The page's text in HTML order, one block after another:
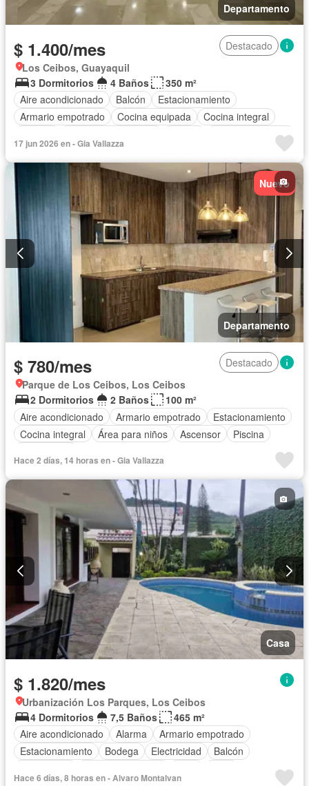
Departamento
$ 1.400/mes
Destacado
Los Ceibos, Guayaquil
3 Dormitorios
4 Baños
350 m²
Aire acondicionado
Balcón
Estacionamiento
Armario empotrado
Cocina equipada
Cocina integral
Vista panorámica
Conserje
Sin amoblar
17 jun 2026 en - Gia Vallazza
Nuevo
Departamento
$ 780/mes
Destacado
Parque de Los Ceibos, Los Ceibos
2 Dormitorios
2 Baños
100 m²
Aire acondicionado
Armario empotrado
Estacionamiento
Cocina integral
Área para niños Ascensor
Piscina
Hace 2 días, 14 horas en - Gia Vallazza
Casa
$ 1.820/mes
Urbanización Los Parques, Los Ceibos
4 Dormitorios
7,5 Baños
465 m²
Aire acondicionado
Alarma
Armario empotrado
Estacionamiento
Bodega Electricidad
Balcón
Hace 6 días, 8 horas en - Alvaro Montalvan